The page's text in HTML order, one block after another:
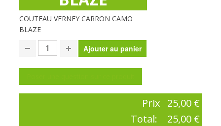
COUTEAU VERNEY CARRON CAMO
BLAZE
Prix 25,00 €
Total:
25,00 €